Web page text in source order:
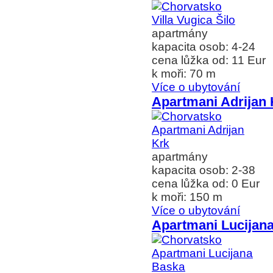
apartmány
kapacita osob: 4-24
cena lůžka od: 11 Eur
k moři: 70 m
Více o ubytování
Apartmani Adrijan
apartmány
kapacita osob: 2-38
cena lůžka od: 0 Eur
k moři: 150 m
Více o ubytování
Apartmani